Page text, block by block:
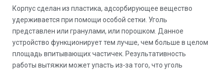
Корпус сделан из пластика, адсорбирующее вещество
удерживается при помощи особой сетки. Уголь
представлен или гранулами, или порошком. Данное
устройство функционирует тем лучше, чем больше в целом
площадь впитывающих частичек. Результативность
работы вытяжки может упасть из-за того, что уголь